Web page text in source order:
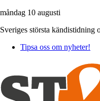
måndag 10 augusti
Sveriges största kändistidning
Tipsa oss om nyheter!